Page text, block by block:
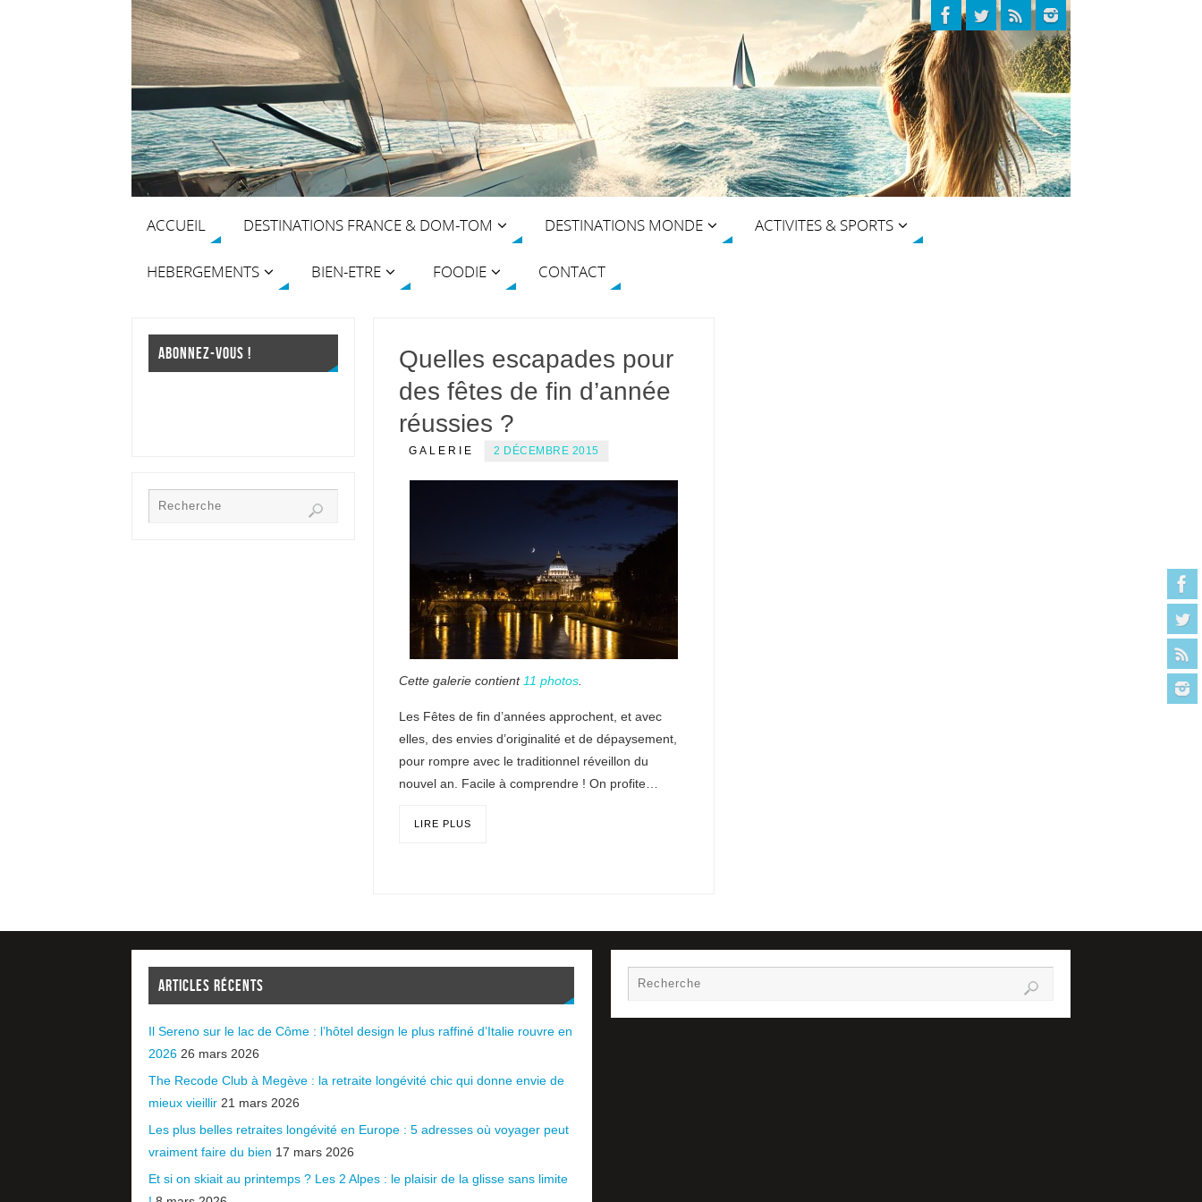
ACCUEIL DESTINATIONS FRANCE & DOM-TOM DESTINATIONS MONDE ACTIVITES & SPORTS
HEBERGEMENTS BIEN-ETRE FOODIE CONTACT
Quelles escapades pour
des fêtes de fin d’année
réussies ?
GALERIE 2 DÉCEMBRE 2015
Cette galerie contient 11 photos
Les Fêtes de fin d’années approchent, et avec
elles, des envies d’originalité et de dépaysement,
pour rompre avec le traditionnel réveillon du
nouvel an. Facile à comprendre ! On profite…
LIRE PLUS
ABONNEZ-VOUS !
ARTICLES RÉCENTS
Il Sereno sur le lac de Côme : l’hôtel design le plus raffiné d’Italie rouvre en
2026 26 mars 2026
The Recode Club à Megève : la retraite longévité chic qui donne envie de
mieux vieillir 21 mars 2026
Les plus belles retraites longévité en Europe : 5 adresses où voyager peut
vraiment faire du bien 17 mars 2026
Et si on skiait au printemps ? Les 2 Alpes : le plaisir de la glisse sans limite